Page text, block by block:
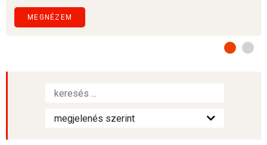
MEGNÉZEM